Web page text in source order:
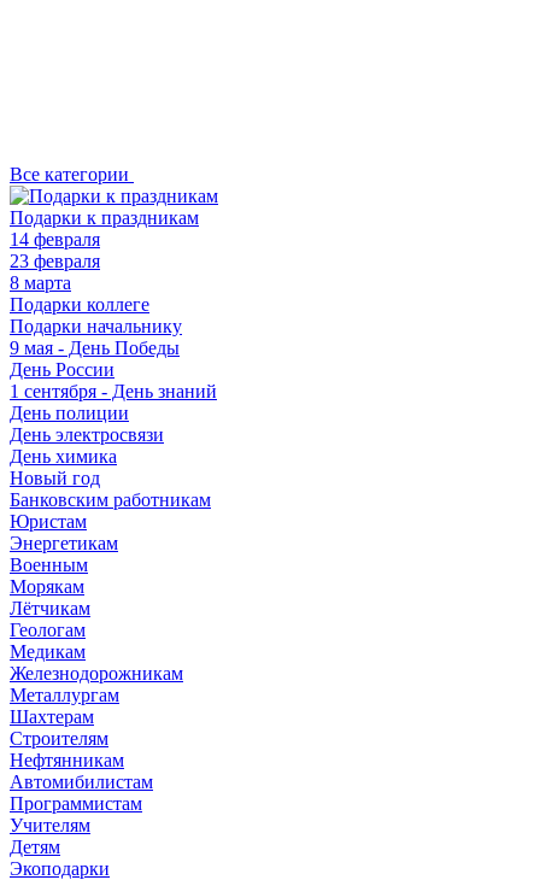
Все категории
Подарки к праздникам
14 февраля
23 февраля
8 марта
Подарки коллеге
Подарки начальнику
9 мая - День Победы
День России
1 сентября - День знаний
День полиции
День электросвязи
День химика
Новый год
Банковским работникам
Юристам
Энергетикам
Военным
Морякам
Лётчикам
Геологам
Медикам
Железнодорожникам
Металлургам
Шахтерам
Строителям
Нефтянникам
Автомибилистам
Программистам
Учителям
Детям
Экоподарки